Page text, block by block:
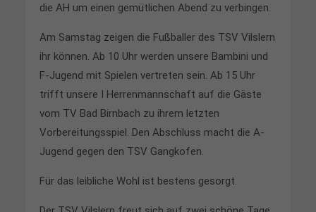
die AH um einen gemütlichen Abend zu verbingen.
Am Samstag zeigen die Fußballer des TSV Vilslern
ihr können. Ab 10 Uhr werden unsere Bambini und
F-Jugend mit Spielen vertreten sein. Ab 15 Uhr
trifft unsere I Herrenmannschaft auf die Gäste
vom TV Bad Birnbach zu ihrem letzten
Vorbereitungsspiel. Den Abschluss macht die A-
Jugend gegen den TSV Gangkofen.
Für das leibliche Wohl ist bestens gesorgt.